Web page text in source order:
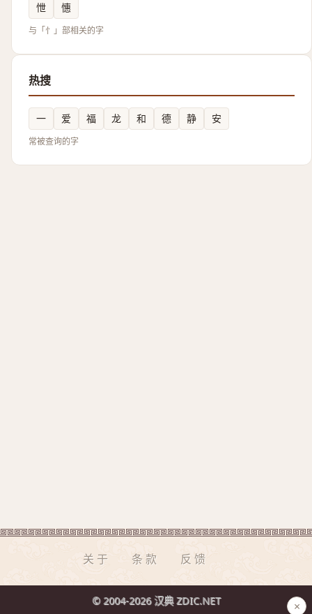
怈
憓
与「忄」部相关的字
热搜
一 爱 福 龙 和 德 静 安
常被查询的字
关于 条款 反馈
© 2004-2026 汉典 ZDIC.NET ×